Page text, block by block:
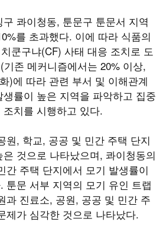
구 콰이청동, 툰문구 툰문서 지역
를 초과했다. 이에 따라 식품의
쿤구냐(CF) 사태 대응 조치로 도
(기존 메커니즘에서는 20% 이상,
)에 따라 관련 부서 및 이해관계
률이 높은 지역을 파악하고 집중
치를 시행하고 있다.
원, 학교, 공공 및 민간 주택 단지
것으로 나타났으며, 콰이청동의
간 주택 단지에서 모기 발생률이
. 툰문 서부 지역의 모기 유인 트랩
과 진료소, 공원, 공공 및 민간 주
제가 심각한 것으로 나타났다.